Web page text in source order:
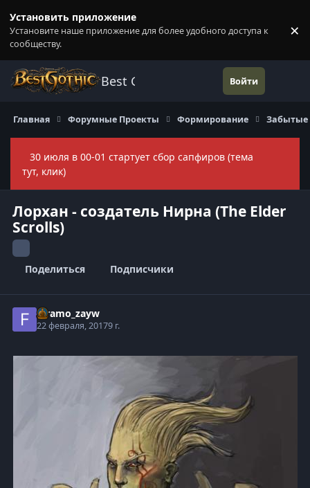
Установить приложение
Установите наше приложение для более удобного доступа к
сообществу.
×
Best Gothic Forums Войти
Главная Форумные Проекты Формирование
30 июля в 00-01 стартует сбор сапфиров (тема
тут, клик)
Лорхан - создатель Нирна (The Elder
Scrolls)
Поделиться Подписчики
faramo_zayw
22 февраля, 20179 г.